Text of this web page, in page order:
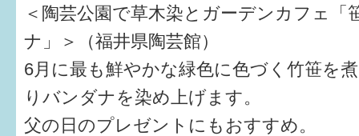
＜陶芸公園で草木染とガーデンカフェ「
ナ」＞（福井県陶芸館）
6月に最も鮮やかな緑色に色づく竹笹を
りバンダナを染め上げます。
父の日のプレゼントにもおすすめ。